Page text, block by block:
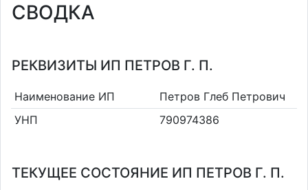
СВОДКА
РЕКВИЗИТЫ ИП ПЕТРОВ Г. П.
Наименование ИП
Петров Глеб Петрович
УНП
790974386
ТЕКУЩЕЕ СОСТОЯНИЕ ИП ПЕТРОВ Г. П.